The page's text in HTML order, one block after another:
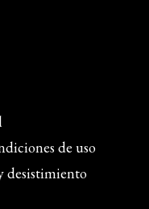
de uso
desistimiento